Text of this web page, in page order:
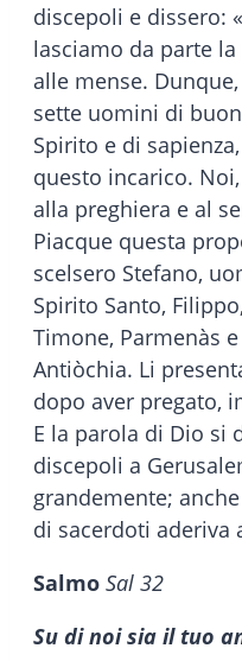
discepoli e dissero:
lasciamo da parte
alle mense.
sette uomini di
Spirito e di
questo incarico.
alla preghiera e al
Piacque questa
scelsero Stefano,
Spirito Santo,
Timone, Parmenàs
Antiòchia. Li
dopo aver pregato,
E la parola di Dio si
discepoli a
grandemente;
di sacerdoti aderiva
Salmo Sal 32
Su di noi sia il tuo